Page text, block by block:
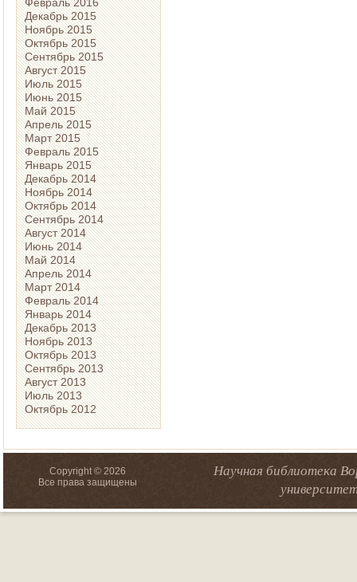
Декабрь 2015
Ноябрь 2015
Октябрь 2015
Сентябрь 2015
Август 2015
Июль 2015
Июнь 2015
Май 2015
Апрель 2015
Март 2015
Февраль 2015
Январь 2015
Декабрь 2014
Ноябрь 2014
Октябрь 2014
Сентябрь 2014
Август 2014
Июнь 2014
Май 2014
Апрель 2014
Март 2014
Февраль 2014
Январь 2014
Декабрь 2013
Ноябрь 2013
Октябрь 2013
Сентябрь 2013
Август 2013
Июль 2013
Октябрь 2012
Copyright © 2026
Все права защищены
Научная библиотека